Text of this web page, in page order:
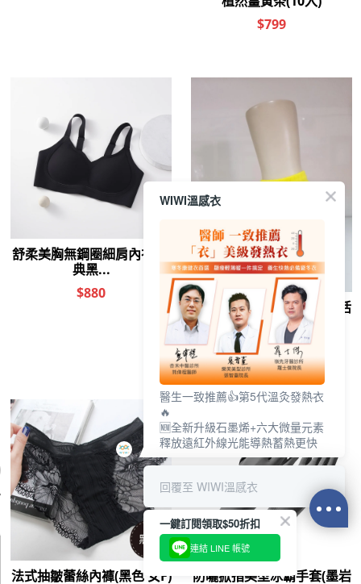
0 前往結帳 加入購物車
遠紅外線
你喜歡的分類
內衣 平口細
櫻花粉 止汗 加速 防曬 9D 輕感 套鏡 UV400
其他人也看了
WIWI溫感衣
醫生一致推薦👍第5代溫灸發熱衣
🔥
🆕全新升級石墨烯+六大微量元素
釋放遠紅外線光能導熱蓄熱更快
回覆至 WIWI溫感衣
一鍵訂閱領取$50折扣
連結 LINE 帳號